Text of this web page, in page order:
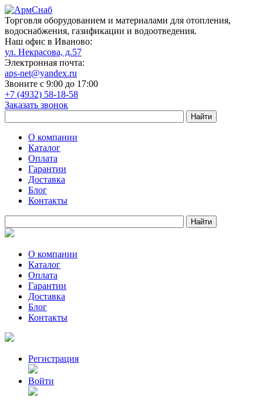
Торговля оборудованием и материалами для отопления,
водоснабжения, газификации и водоотведения.
Наш офис в Иваново:
ул. Некрасова, д.57
Электронная почта:
aps-net@yandex.ru
Звоните с 9:00 до 17:00
+7 (4932) 58-18-58
Заказать звонок
О компании
Каталог
Оплата
Гарантии
Доставка
Блог
Контакты
О компании
Каталог
Оплата
Гарантии
Доставка
Блог
Контакты
Регистрация
Войти